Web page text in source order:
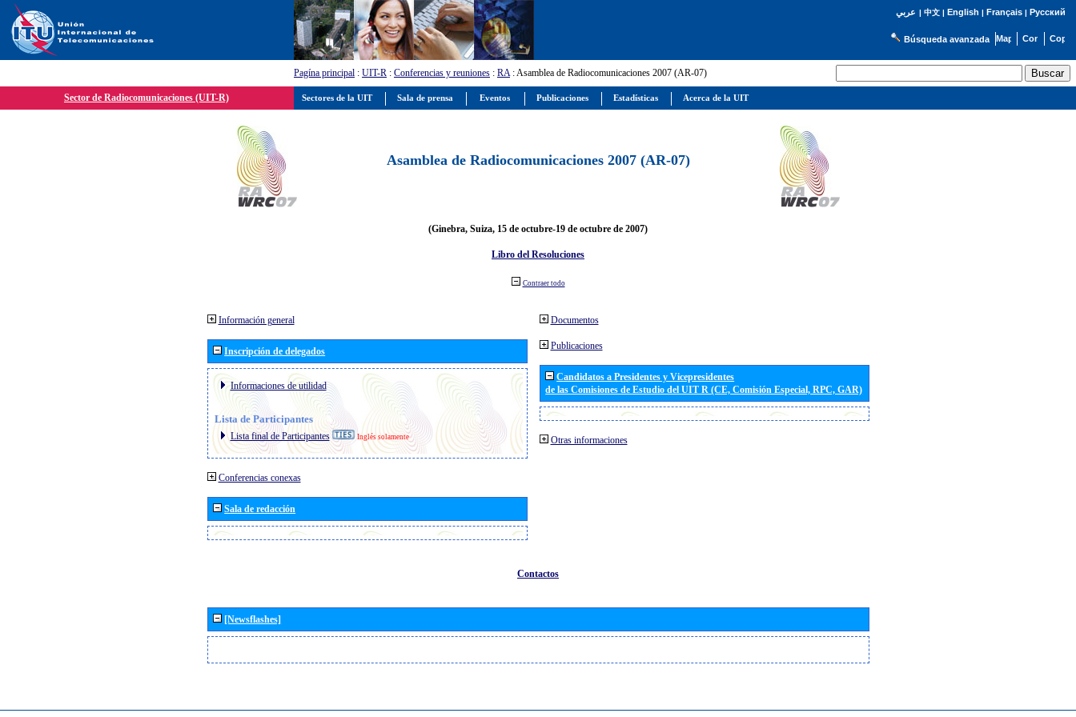
عربي | 中文| English | Français| Русский
Búsqueda avanzada
Pagína principal : UIT-R : Conferencias y reuniones : RA: Asamblea de Radiocomunicaciones 2007 (AR-07)
Sector de Radiocomunicaciones (UIT-R)
Asamblea de Radiocomunicaciones 2007 (AR-07)
(Ginebra, Suiza, 15 de octubre-19 de octubre de 2007)
Libro del Resoluciones
Contraer todo
Información general
Inscripción de delegados
Informaciones de utilidad
Lista de Participantes
Lista final de Participantes Inglés solamente
Conferencias conexas
Sala de redacción
Documentos
Publicaciones
Candidatos a Presidentes y Vicepresidentes
de las Comisiones de Estudio del UIT R (CE, Comisión Especial, RPC, GAR)
Otras informaciones
Contactos
[Newsflashes]
Sectores de la UIT Sala de prensa Eventos Publicaciones Estadísticas Acerca de la UIT